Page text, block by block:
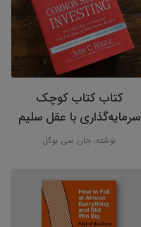
کتاب کتاب کوچک
سرمایه‌گذاری با عقل سلیم
نوشته: جان سی بوگل